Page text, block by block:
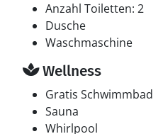
Anzahl Toiletten: 2
Dusche
Waschmaschine
Wellness
Gratis Schwimmbad
Sauna
Whirlpool